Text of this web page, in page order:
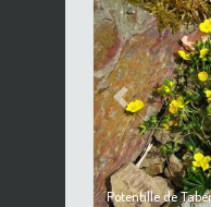
Potentille de
Previous